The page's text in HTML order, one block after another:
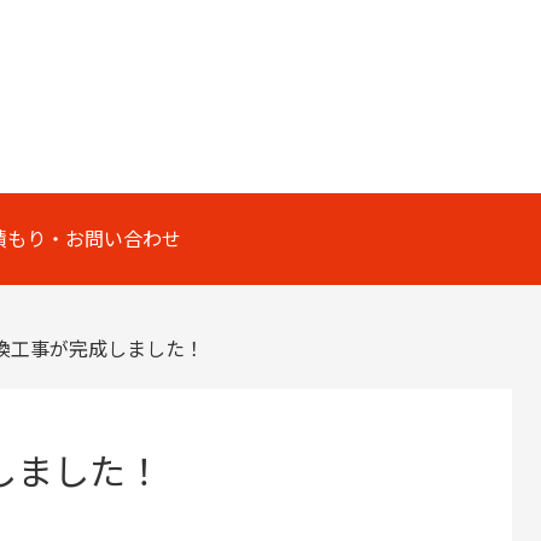
もり・お問い合わせ
事が完成しました！
した！